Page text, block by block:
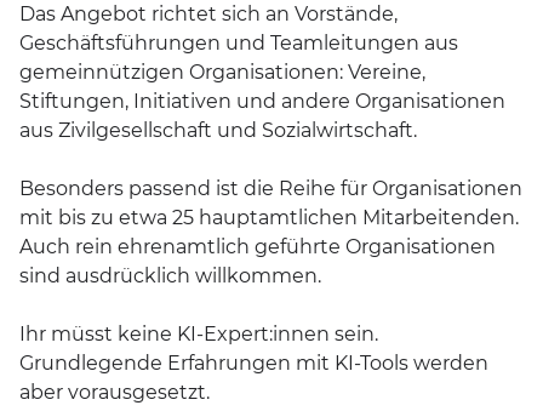
Das Angebot richtet sich an Vorstände,
Geschäftsführungen und Teamleitungen aus
gemeinnützigen Organisationen: Vereine,
Stiftungen, Initiativen und andere Organisationen
aus Zivilgesellschaft und Sozialwirtschaft.
Besonders passend ist die Reihe für Organisationen
mit bis zu etwa 25 hauptamtlichen Mitarbeitenden.
Auch rein ehrenamtlich geführte Organisationen
sind ausdrücklich willkommen.
Ihr müsst keine KI-Expert:innen sein.
Grundlegende Erfahrungen mit KI-Tools werden
aber vorausgesetzt.